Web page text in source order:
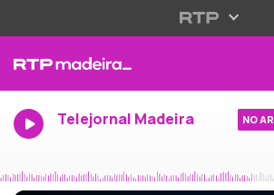
Telejornal Madeira NO AR